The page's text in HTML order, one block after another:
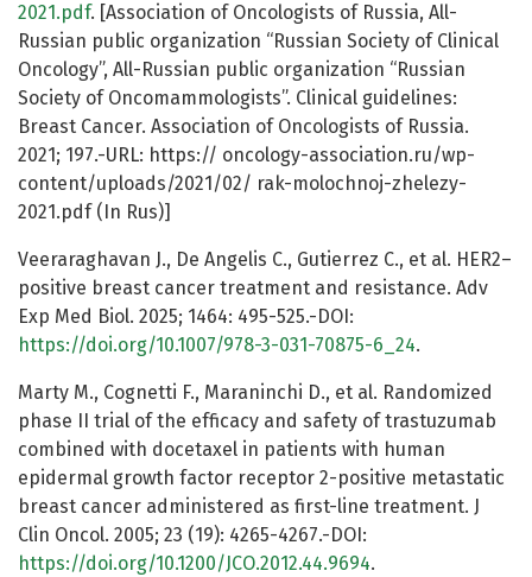
2021.pdf. [Association of Oncologists of Russia, All-
Russian public organization “Russian Society of Clinical
Oncology”, All-Russian public organization “Russian
Society of Oncomammologists”. Clinical guidelines:
Breast Cancer. Association of Oncologists of Russia.
2021; 197.-URL: https:// oncology-association.ru/wp-
content/uploads/2021/02/ rak-molochnoj-zhelezy-
2021.pdf (In Rus)]
Veeraraghavan J., De Angelis C., Gutierrez C., et al. HER2–
positive breast cancer treatment and resistance. Adv
Exp Med Biol. 2025; 1464: 495-525.-DOI:
https://doi.org/10.1007/978-3-031-70875-6_24.
Marty M., Cognetti F., Maraninchi D., et al. Randomized
phase II trial of the efficacy and safety of trastuzumab
combined with docetaxel in patients with human
epidermal growth factor receptor 2-positive metastatic
breast cancer administered as first-line treatment. J
Clin Oncol. 2005; 23 (19): 4265-4267.-DOI:
https://doi.org/10.1200/JCO.2012.44.9694.